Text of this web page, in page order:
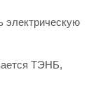
электрическую
ТЭНБ,